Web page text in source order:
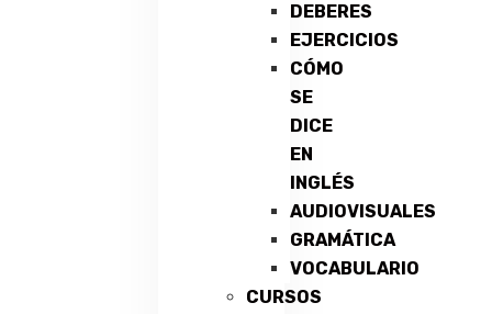
DEBERES
EJERCICIOS
CÓMO
SE
DICE
EN
INGLÉS
AUDIOVISUALES
GRAMÁTICA
VOCABULARIO
CURSOS